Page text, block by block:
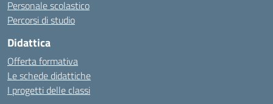
Personale scolastico
Percorsi di studio
Didattica
Offerta formativa
Le schede didattiche
I progetti delle classi